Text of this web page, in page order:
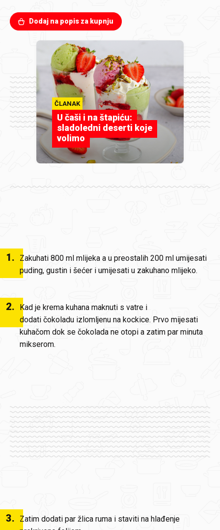
Dodaj na popis za kupnju
ČLANAK
U čaši i na štapiću:
sladoledni deserti koje
volimo
1.
Zakuhati 800 ml mlijeka a u preostalih 200 ml umijesati
puding, gustin i šećer i umijesati u zakuhano mlijeko.
2.
Kad je krema kuhana maknuti s vatre i
dodati čokoladu izlomljenu na kockice. Prvo mijesati
kuhačom dok se čokolada ne otopi a zatim par minuta
mikserom.
3.
Zatim dodati par žlica ruma i staviti na hlađenje